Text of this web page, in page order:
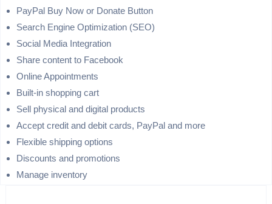
PayPal Buy Now or Donate Button
Search Engine Optimization (SEO)
Social Media Integration
Share content to Facebook
Online Appointments
Built-in shopping cart
Sell physical and digital products
Accept credit and debit cards, PayPal and more
Flexible shipping options
Discounts and promotions
Manage inventory